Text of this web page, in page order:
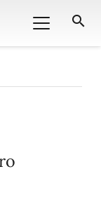
search